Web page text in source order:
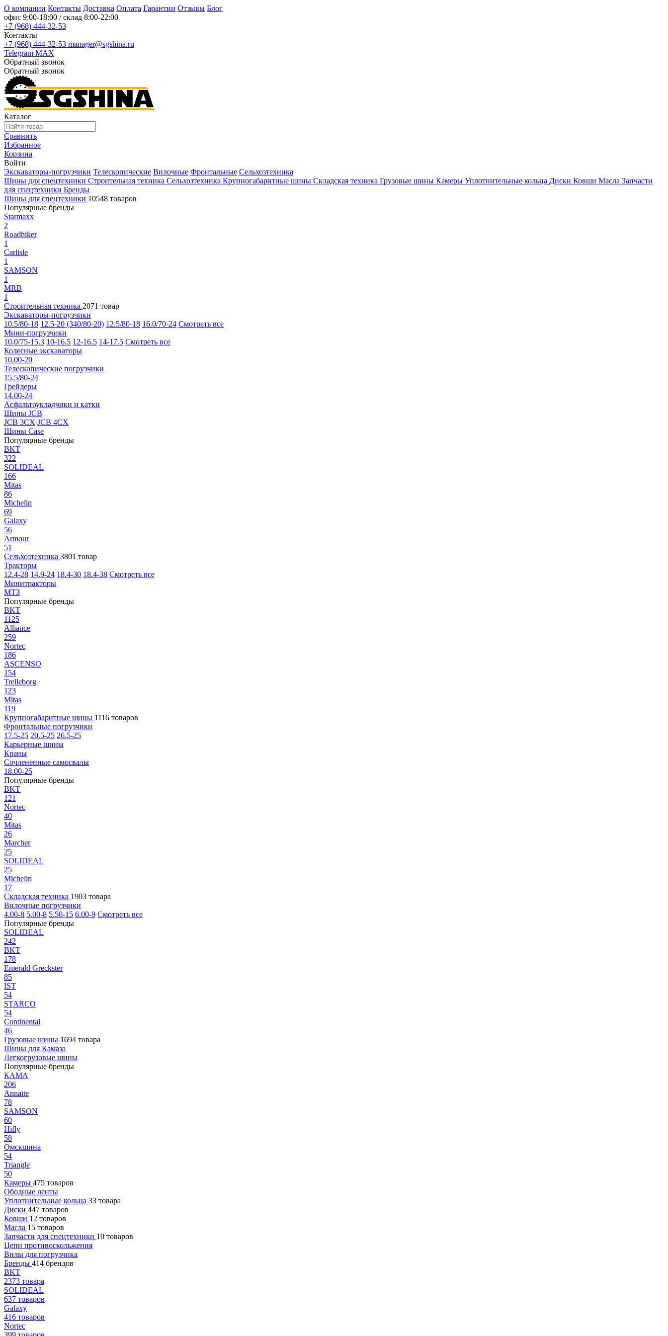
О компании Контакты Доставка Оплата Гарантии Отзывы Блог
офис 9:00-18:00 / склад 8:00-22:00
+7 (968) 444-32-53
Контакты
+7 (968) 444-32-53 manager@sgshina.ru
Telegram MAX
Обратный звонок
Обратный звонок
Каталог
Сравнить
Избранное
Корзина
Войти
Экскаваторы-погрузчики Телескопические Вилочные Фронтальные Сельхозтехника
Шины для спецтехники Строительная техника Сельхозтехника Крупногабаритные шины Складская техника Грузовые шины Камеры Уплотнительные кольца Диски Ковши Масла Запчасти
для спецтехники Бренды
Шины для спецтехники 10548 товаров
Популярные бренды
Starmaxx
2
Roadhiker
1
Carlisle
1
SAMSON
1
MRB
1
Строительная техника 2071 товар
Экскаваторы-погрузчики
10.5/80-18 12.5-20 (340/80-20) 12.5/80-18 16.0/70-24 Смотреть все
Мини-погрузчики
10.0/75-15.3 10-16.5 12-16.5 14-17.5 Смотреть все
Колесные экскаваторы
10.00-20
Телескопические погрузчики
15.5/80-24
Грейдеры
14.00-24
Асфальтоукладчики и катки
Шины JCB
JCB 3CX JCB 4CX
Шины Case
Популярные бренды
BKT
322
SOLIDEAL
166
Mitas
86
Michelin
69
Galaxy
56
Armour
51
Сельхозтехника 3801 товар
Тракторы
12.4-28 14.9-24 18.4-30 18.4-38 Смотреть все
Минитракторы
МТЗ
Популярные бренды
BKT
1125
Alliance
259
Nortec
186
ASCENSO
154
Trelleborg
123
Mitas
119
Крупногабаритные шины 1116 товаров
Фронтальные погрузчики
17.5-25 20.5-25 26.5-25
Карьерные шины
Краны
Сочлененные самосвалы
18.00-25
Популярные бренды
BKT
121
Nortec
40
Mitas
26
Marcher
25
SOLIDEAL
25
Michelin
17
Складская техника 1903 товара
Вилочные погрузчики
4.00-8 5.00-8 5.50-15 6.00-9 Смотреть все
Популярные бренды
SOLIDEAL
242
BKT
178
Emerald Greckster
85
IST
54
STARCO
54
Continental
46
Грузовые шины 1694 товара
Шины для Камаза
Легкогрузовые шины
Популярные бренды
КАМА
206
Annaite
78
SAMSON
60
Hifly
58
Омскшина
54
Triangle
50
Камеры 475 товаров
Ободные ленты
Уплотнительные кольца 33 товара
Диски 447 товаров
Ковши 12 товаров
Масла 15 товаров
Запчасти для спецтехники 10 товаров
Цепи противоскольжения
Вилы для погрузчика
Бренды 414 брендов
BKT
2373 товара
SOLIDEAL
637 товаров
Galaxy
416 товаров
Nortec